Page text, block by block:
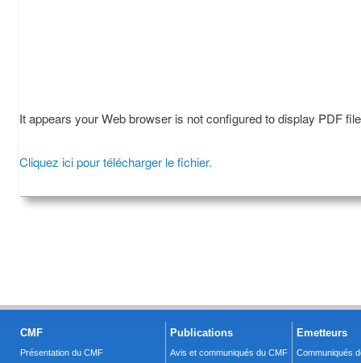
It appears your Web browser is not configured to display PDF
Cliquez ici pour télécharger le fichier.
CMF
Présentation du CMF
Publications
Avis et communiqués du CMF
Emetteurs
Communiqués